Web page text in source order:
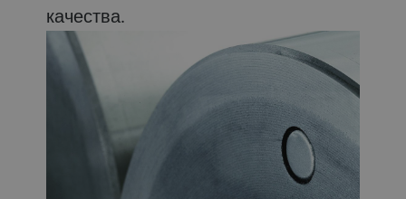
качества.